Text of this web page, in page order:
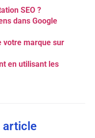
SEO ?
dans Google
votre marque sur
en utilisant les
article